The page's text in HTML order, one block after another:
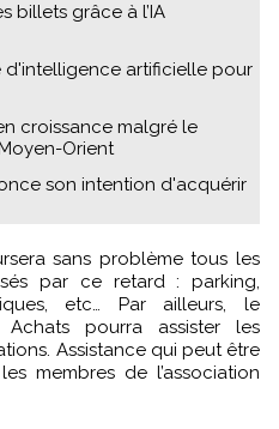
billets grâce à l’IA
d'intelligence artificielle pour
croissance malgré le
Orient
son intention d'acquérir
par ce retard : parking,
etc… Par ailleurs, le
pourra assister les
Assistance qui peut être
membres de l’association